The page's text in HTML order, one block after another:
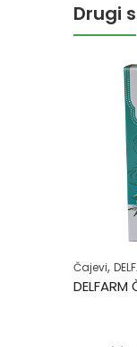
Drugi
Žensko
Čajevi,